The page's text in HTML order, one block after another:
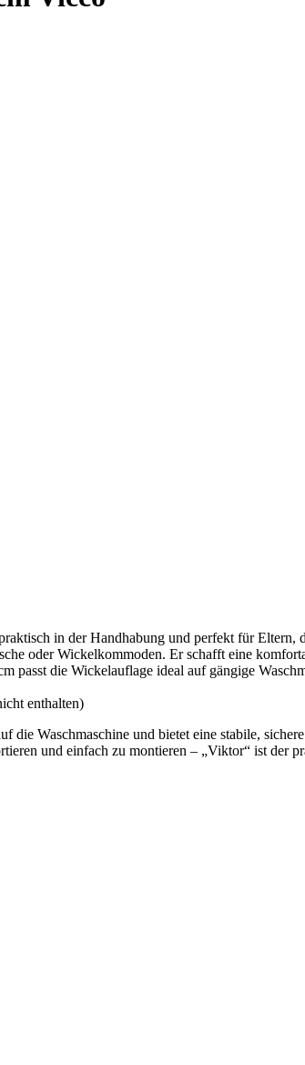
in der Handhabung und perfekt für Eltern,
oder Wickelkommoden. Er schafft eine
passt die Wickelauflage ideal auf gängige
enthalten)
Waschmaschine und bietet eine stabile,
und einfach zu montieren – „Viktor“ ist der